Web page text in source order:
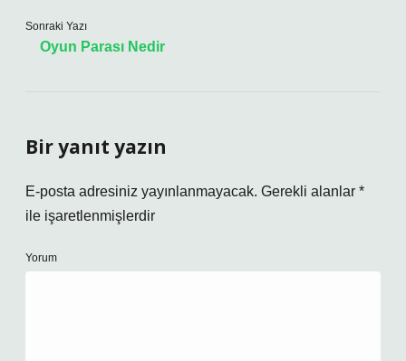
Sonraki Yazı
Oyun Parası Nedir
Bir yanıt yazın
E-posta adresiniz yayınlanmayacak. Gerekli alanlar *
ile işaretlenmişlerdir
Yorum